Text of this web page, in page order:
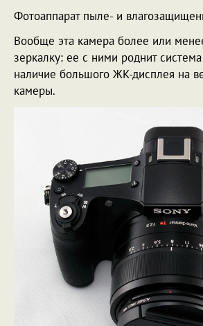
Фотоаппарат пыле- и
Вообще эта камера более или
зеркалку: ее с ними роднит
наличие большого ЖК-дисплея на
камеры.